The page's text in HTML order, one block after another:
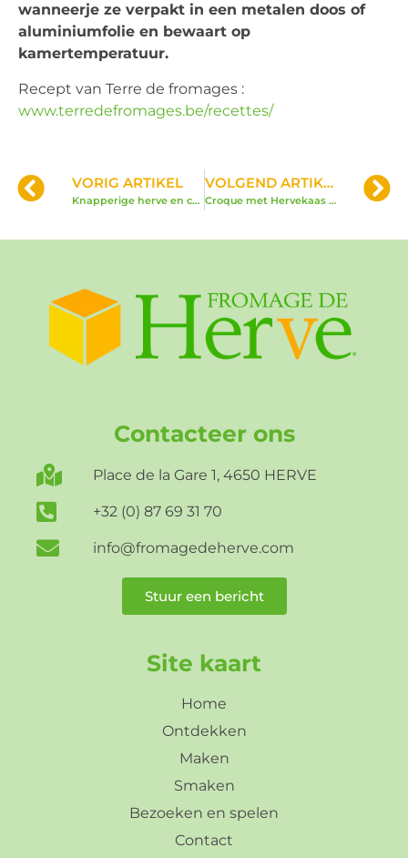
wanneerje ze verpakt in een metalen doos of
aluminiumfolie en bewaart op
kamertemperatuur.
Recept van Terre de fromages :
www.terredefromages.be/recettes/
VORIG ARTIKEL
Knapperige herve en champignons
VOLGEND ARTIKEL
Croque met Hervekaas BOB en spinazie
Contacteer ons
Place de la Gare 1, 4650 HERVE
+32 (0) 87 69 31 70
info@fromagedeherve.com
Stuur een bericht
Site kaart
Home
Ontdekken
Maken
Smaken
Bezoeken en spelen
Contact